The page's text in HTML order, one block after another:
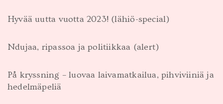
Hyvää uutta vuotta 2023! (lähiö-special)
Ndujaa, ripassoa ja politiikkaa (alert)
På kryssning – luovaa laivamatkailua, pihviviiniä ja
hedelmäpeliä